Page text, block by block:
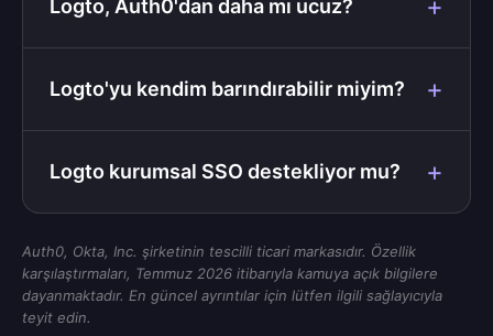
Logto, Auth0'dan daha mı ucuz?
Logto'yu kendim barındırabilir miyim?
Logto kurumsal SSO destekliyor mu?
Auth0, Okta, Inc. şirketinin tescilli ticari markasıdır. Özellik
karşılaştırmaları, Temmuz 2026 itibarıyla kamuya açık bilgilere
dayanmaktadır. En güncel ayrıntılar için lütfen ilgili sağlayıcıyla
teyit edin.